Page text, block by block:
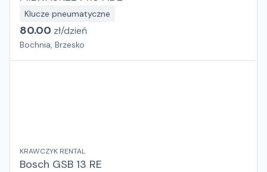
Klucze pneumatyczne
80.00 zł/dzień
Bochnia, Brzesko
KRAWCZYK RENTAL
Bosch GSB 13 RE